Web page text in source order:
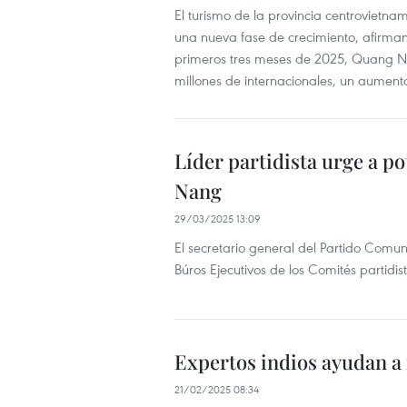
El turismo de la provincia
una nueva fase de crecimiento,
primeros tres meses de 2025, Quang
millones de internacionales, un
Líder partidista urge a
Nang
29/03/2025 13:09
El secretario general del Partido
Búros Ejecutivos de los Comités
Expertos indios ayudan
21/02/2025 08:34